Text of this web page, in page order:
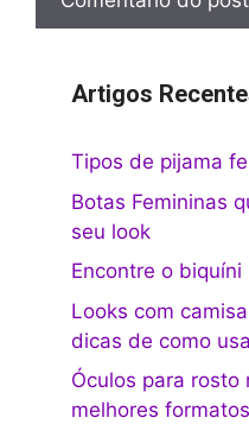
Artigos
Tipos de pijama
Botas Femininas
seu look
Encontre o
Looks com
dicas de como
Óculos para rosto
melhores